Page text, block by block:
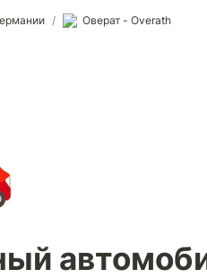
/ Оверат - Overath